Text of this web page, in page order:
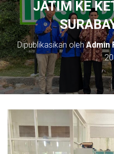
JATIM KE
Dipublikasikan olehAdmin